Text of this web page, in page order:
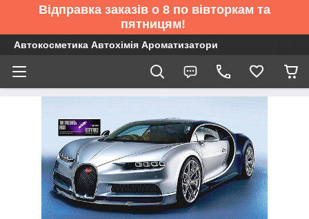
Відправка заказів о 8 по вівторкам та
пятницям!
Автокосметика Автохімія Ароматизатори